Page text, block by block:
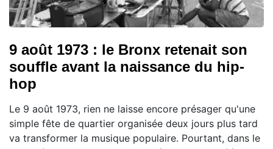
9 août 1973 : le Bronx retenait son
souffle avant la naissance du hip-
hop
Le 9 août 1973, rien ne laisse encore présager qu'une
simple fête de quartier organisée deux jours plus tard
va transformer la musique populaire. Pourtant, dans le